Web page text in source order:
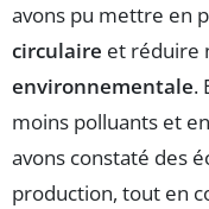
avons pu mettre en
circulaire et réduire
environnementale.
moins polluants et
avons constaté des
production, tout en